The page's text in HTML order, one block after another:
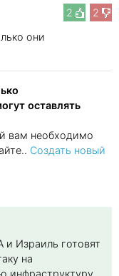
2
2
они
оставлять
вам необходимо
Создать новый
и Израиль готовят
на
инфраструктуру